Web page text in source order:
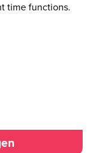
time functions.